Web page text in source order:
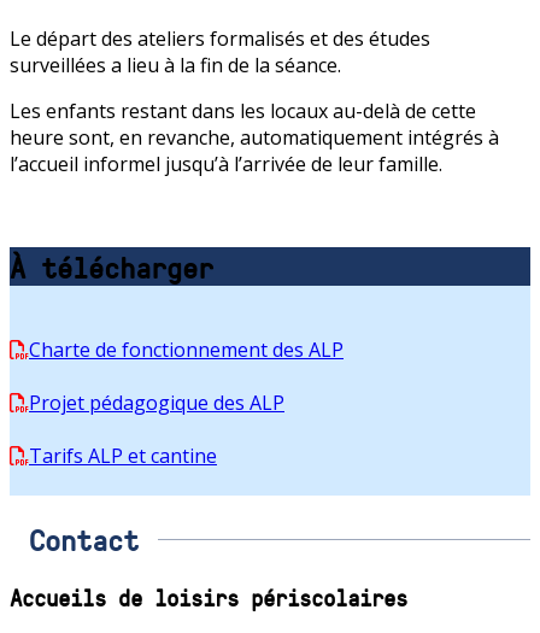
Le départ des ateliers formalisés et des études
surveillées a lieu à la fin de la séance.
Les enfants restant dans les locaux au-delà de cette
heure sont, en revanche, automatiquement intégrés à
l’accueil informel jusqu’à l’arrivée de leur famille.
À télécharger
Charte de fonctionnement des ALP
Projet pédagogique des ALP
Tarifs ALP et cantine
Contact
Accueils de loisirs périscolaires